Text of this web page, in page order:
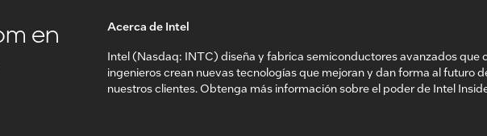
en
Acerca de Intel
Intel (Nasdaq: INTC) diseña y fabrica semiconductores avanzados que
ingenieros crean nuevas tecnologías que mejoran y dan forma al futuro
nuestros clientes. Obtenga más información sobre el poder de Intel